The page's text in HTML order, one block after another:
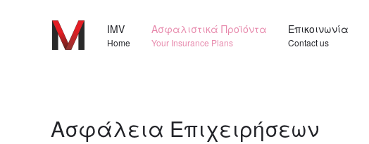
IMV
Home
Ασφαλιστικά Προϊόντα
Your Insurance Plans
Επικοινωνία
Contact us
Ασφάλεια Επιχειρήσεων